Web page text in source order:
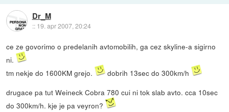
Dr_M
:: 19. apr 2007, 20:24
ce ze govorimo o predelanih avtomobilih, ga cez skyline-a sigirno
ni.
tm nekje do 1600KM grejo.
dobrih 13sec do 300km/h
drugace pa tut Weineck Cobra 780 cui ni tok slab avto. cca 10sec
do 300km/h. kje je pa veyron?